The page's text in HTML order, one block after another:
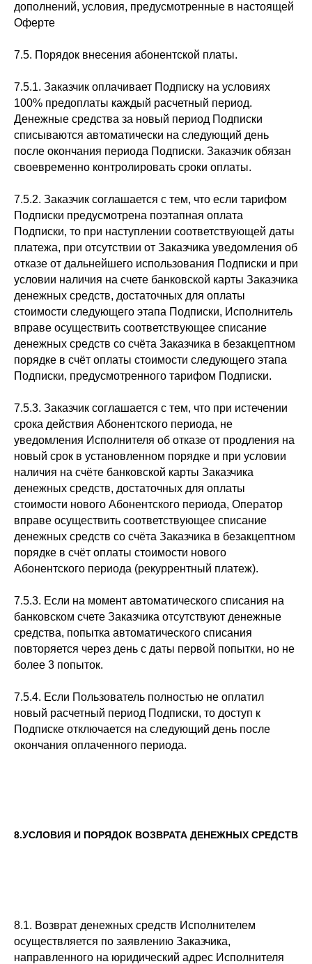
дополнений, условия, предусмотренные в настоящей
Оферте
7.5. Порядок внесения абонентской платы.
7.5.1. Заказчик оплачивает Подписку на условиях
100% предоплаты каждый расчетный период.
Денежные средства за новый период Подписки
списываются автоматически на следующий день
после окончания периода Подписки. Заказчик обязан
своевременно контролировать сроки оплаты.
7.5.2. Заказчик соглашается с тем, что если тарифом
Подписки предусмотрена поэтапная оплата
Подписки, то при наступлении соответствующей даты
платежа, при отсутствии от Заказчика уведомления об
отказе от дальнейшего использования Подписки и при
условии наличия на счете банковской карты Заказчика
денежных средств, достаточных для оплаты
стоимости следующего этапа Подписки, Исполнитель
вправе осуществить соответствующее списание
денежных средств со счёта Заказчика в безакцептном
порядке в счёт оплаты стоимости следующего этапа
Подписки, предусмотренного тарифом Подписки.
7.5.3. Заказчик соглашается с тем, что при истечении
срока действия Абонентского периода, не
уведомления Исполнителя об отказе от продления на
новый срок в установленном порядке и при условии
наличия на счёте банковской карты Заказчика
денежных средств, достаточных для оплаты
стоимости нового Абонентского периода, Оператор
вправе осуществить соответствующее списание
денежных средств со счёта Заказчика в безакцептном
порядке в счёт оплаты стоимости нового
Абонентского периода (рекуррентный платеж).
7.5.3. Если на момент автоматического списания на
банковском счете Заказчика отсутствуют денежные
средства, попытка автоматического списания
повторяется через день с даты первой попытки, но не
более 3 попыток.
7.5.4. Если Пользователь полностью не оплатил
новый расчетный период Подписки, то доступ к
Подписке отключается на следующий день после
окончания оплаченного периода.
8.УСЛОВИЯ И ПОРЯДОК ВОЗВРАТА ДЕНЕЖНЫХ СРЕДСТВ
8.1. Возврат денежных средств Исполнителем
осуществляется по заявлению Заказчика,
направленного на юридический адрес Исполнителя